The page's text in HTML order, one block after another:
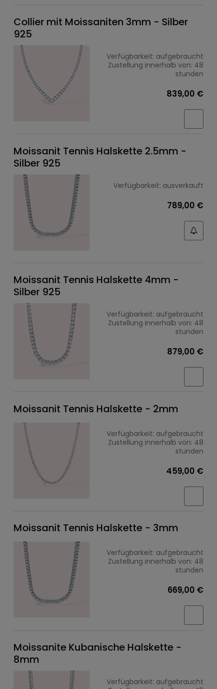
Collier mit Moissaniten 3mm - Silber
925
Verfügbarkeit: aufgebraucht
Zustellung innerhalb von: 48
stunden
839,00 €
Moissanit Tennis Halskette 2.5mm -
Silber 925
Verfügbarkeit: ausverkauft
789,00 €
Moissanit Tennis Halskette 4mm -
Silber 925
Verfügbarkeit: aufgebraucht
Zustellung innerhalb von: 48
stunden
879,00 €
Moissanit Tennis Halskette - 2mm
Verfügbarkeit: aufgebraucht
Zustellung innerhalb von: 48
stunden
459,00 €
Moissanit Tennis Halskette - 3mm
Verfügbarkeit: aufgebraucht
Zustellung innerhalb von: 48
stunden
669,00 €
Moissanite Kubanische Halskette -
8mm
Verfügbarkeit: aufgebraucht